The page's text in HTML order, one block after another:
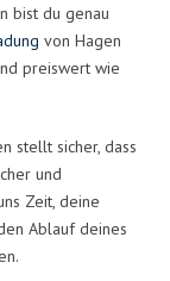
bist du genau
von Hagen
preiswert wie
stellt sicher, dass
und
Zeit, deine
Ablauf deines